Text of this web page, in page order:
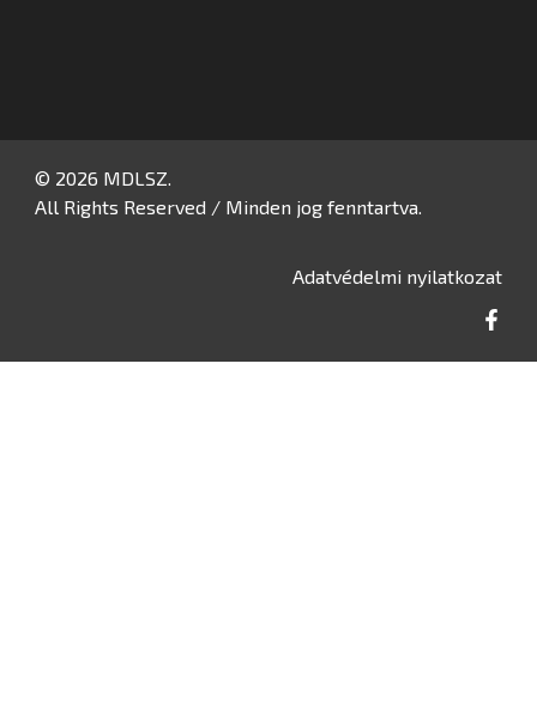
© 2026 MDLSZ.
All Rights Reserved / Minden jog fenntartva.
Adatvédelmi nyilatkozat